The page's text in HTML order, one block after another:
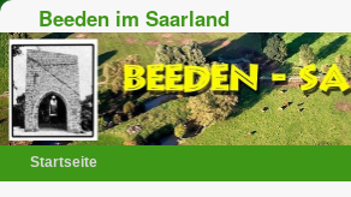
Beeden im Saarland
Startseite